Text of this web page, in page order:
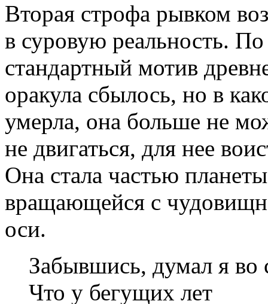
Вторая строфа рывком
в суровую реальность.
стандартный мотив
оракула сбылось, но в
умерла, она больше не
не двигаться, для нее
Она стала частью
вращающейся с
оси.
Забывшись, думал я во
Что у бегущих лет